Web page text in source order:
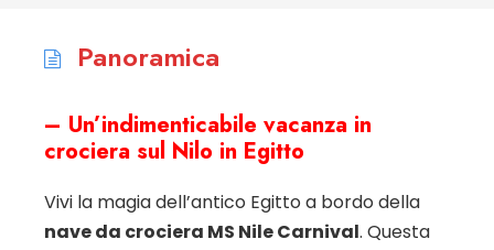
Panoramica
– Un’indimenticabile vacanza in
crociera sul Nilo in Egitto
Vivi la magia dell’antico Egitto a bordo della
nave da crociera MS Nile Carnival. Questa